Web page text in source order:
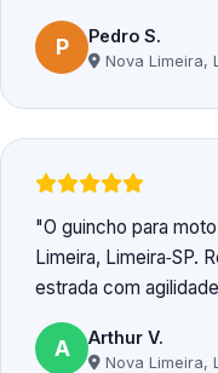
P Pedro S.
Nova Limeira,
O guincho para
Limeira, Limeira‑SP.
estrada com
A Arthur V.
Nova Limeira,